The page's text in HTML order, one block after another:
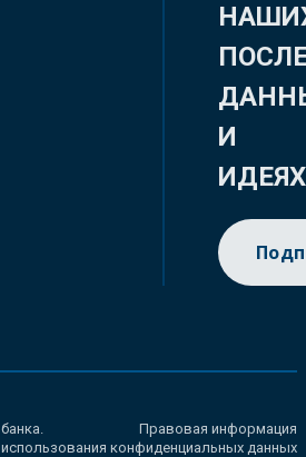
И
ИДЕЯХ
Правовая информация
конфиденциальных данных